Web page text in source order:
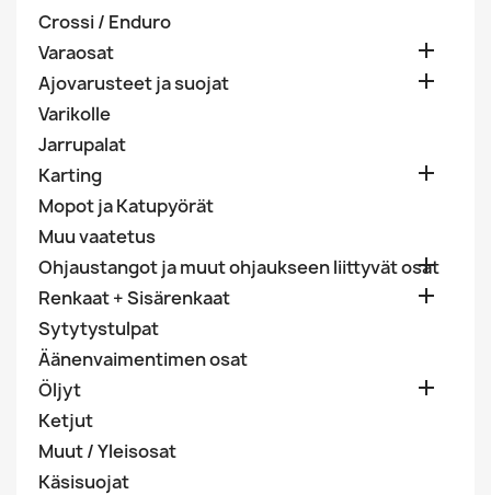
Crossi / Enduro
Varaosat

Ajovarusteet ja suojat 
Varikolle
Jarrupalat
Karting

Mopot ja Katupyörät
Muu vaatetus
Ohjaustangot ja muut ohjaukseen liittyvät osat

Renkaat + Sisärenkaat 
Sytytystulpat
Äänenvaimentimen osat
Öljyt

Ketjut
Muut / Yleisosat
Käsisuojat